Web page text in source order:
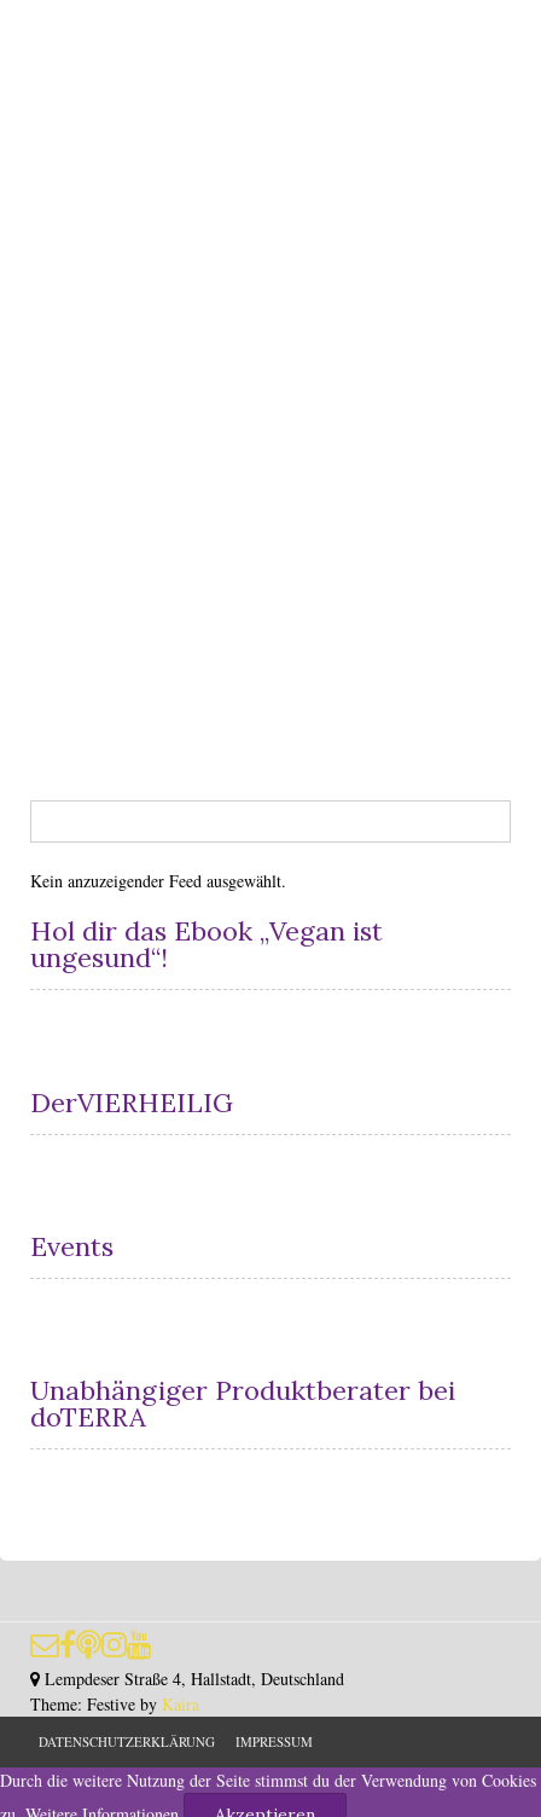
Kein anzuzeigender Feed ausgewählt.
Hol dir das Ebook „Vegan ist
ungesund“!
DerVIERHEILIG
Events
Unabhängiger Produktberater bei
doTERRA
Lempdeser Straße 4, Hallstadt, Deutschland
Theme: Festive by Kaira
DATENSCHUTZERKLÄRUNG IMPRESSUM
Durch die weitere Nutzung der Seite stimmst du der Verwendung von Cookies